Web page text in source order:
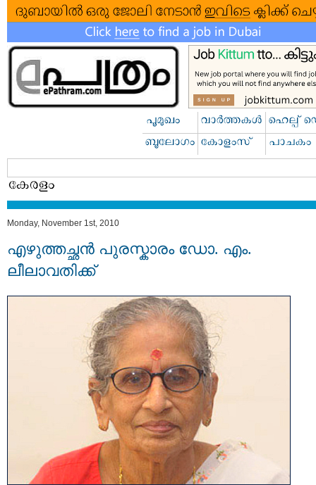
Monday, November 1st, 2010
എഴുത്തച്ഛന്‍ പുരസ്കാരം ഡോ. എം.
ലീലാവതിക്ക്